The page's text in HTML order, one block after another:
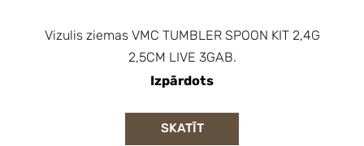
Vizulis ziemas VMC TUMBLER SPOON KIT 2,4G
2,5CM LIVE 3GAB.
Izpārdots
SKATĪT